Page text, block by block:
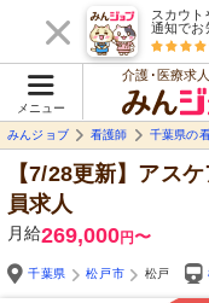
スカウト
通知でお
メニュー
介護･医療求
みんジョブ
看護師 千葉県の
【7/28更新】アス
員求人
月給269,000円〜
千葉県
松戸市 松戸